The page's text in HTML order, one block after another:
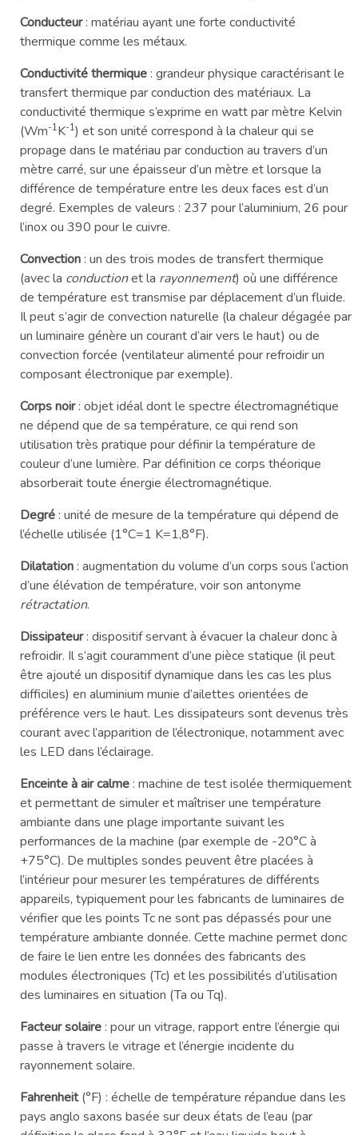
Conducteur: matériau ayant une forte conductivité
thermique comme les métaux.
Conductivité thermique: grandeur physique caractérisant le
transfert thermique par conduction des matériaux. La
conductivité thermique s’exprime en watt par mètre Kelvin
(Wm-1K-1) et son unité correspond à la chaleur qui se
propage dans le matériau par conduction au travers d’un
mètre carré, sur une épaisseur d’un mètre et lorsque la
différence de température entre les deux faces est d’un
degré. Exemples de valeurs : 237 pour l’aluminium, 26 pour
l’inox ou 390 pour le cuivre.
Convection: un des trois modes de transfert thermique
(avec la conductionet la rayonnement) où une différence
de température est transmise par déplacement d’un fluide.
Il peut s’agir de convection naturelle (la chaleur dégagée par
un luminaire génère un courant d’air vers le haut) ou de
convection forcée (ventilateur alimenté pour refroidir un
composant électronique par exemple).
Corps noir: objet idéal dont le spectre électromagnétique
ne dépend que de sa température, ce qui rend son
utilisation très pratique pour définir la température de
couleur d’une lumière. Par définition ce corps théorique
absorberait toute énergie électromagnétique.
Degré: unité de mesure de la température qui dépend de
l’échelle utilisée (1°C=1 K=1,8°F).
Dilatation: augmentation du volume d’un corps sous l’action
d’une élévation de température, voir son antonyme
rétractation.
Dissipateur: dispositif servant à évacuer la chaleur donc à
refroidir. Il s’agit couramment d’une pièce statique (il peut
être ajouté un dispositif dynamique dans les cas les plus
difficiles) en aluminium munie d’ailettes orientées de
préférence vers le haut. Les dissipateurs sont devenus très
courant avec l’apparition de l’électronique, notamment avec
les LED dans l’éclairage.
Enceinte à air calme: machine de test isolée thermiquement
et permettant de simuler et maîtriser une température
ambiante dans une plage importante suivant les
performances de la machine (par exemple de -20°C à
+75°C). De multiples sondes peuvent être placées à
l’intérieur pour mesurer les températures de différents
appareils, typiquement pour les fabricants de luminaires de
vérifier que les points Tc ne sont pas dépassés pour une
température ambiante donnée. Cette machine permet donc
de faire le lien entre les données des fabricants des
modules électroniques (Tc) et les possibilités d’utilisation
des luminaires en situation (Ta ou Tq).
Facteur solaire: pour un vitrage, rapport entre l’énergie qui
passe à travers le vitrage et l’énergie incidente du
rayonnement solaire.
Fahrenheit(°F) : échelle de température répandue dans les
pays anglo saxons basée sur deux états de l’eau (par